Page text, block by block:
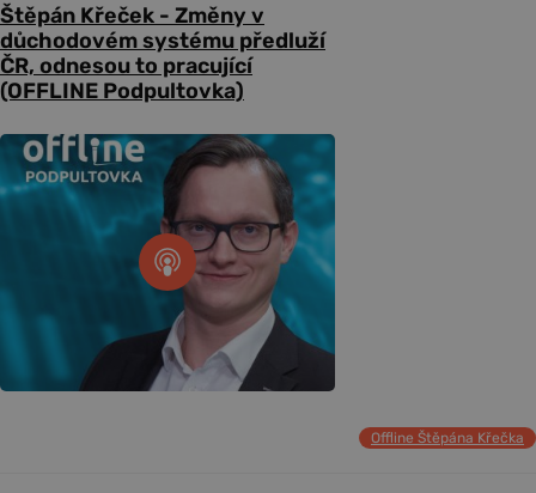
Štěpán Křeček - Změny v
důchodovém systému předluží
ČR, odnesou to pracující
(OFFLINE Podpultovka)
Offline Štěpána Křečka